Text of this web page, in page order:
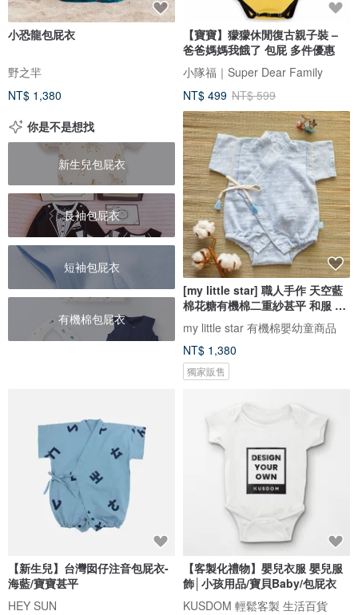
小恐龍包屁衣
野之羋
NT$ 1,380
【寶寶】獴獴休閒復古親子裝 –
爸爸媽媽我餓了 包屁 多件優惠
小隊福｜Super Dear Family
NT$ 499 NT$ 599
你是不是想找
新生兒包屁衣
長袖包屁衣
短袖包屁衣
有機棉包屁衣
[my little star] 職人手作 天空藍
棉花糖有機棉二重紗甚平 和服 包
屁衣
my little star 有機棉嬰幼童商品
NT$ 1,380
獨家販售
【新生兒】台灣囡仔注音包屁衣-
海藍/寶寶甚平
HEY SUN
【客製化禮物】嬰兒衣服 嬰兒服
飾│小孩用品/寶貝Baby/包屁衣
KUSDOM 輕鬆客製 生活百貨